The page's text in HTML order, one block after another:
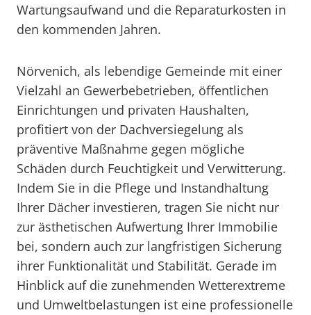
Wartungsaufwand und die Reparaturkosten in
den kommenden Jahren.
Nörvenich, als lebendige Gemeinde mit einer
Vielzahl an Gewerbebetrieben, öffentlichen
Einrichtungen und privaten Haushalten,
profitiert von der Dachversiegelung als
präventive Maßnahme gegen mögliche
Schäden durch Feuchtigkeit und Verwitterung.
Indem Sie in die Pflege und Instandhaltung
Ihrer Dächer investieren, tragen Sie nicht nur
zur ästhetischen Aufwertung Ihrer Immobilie
bei, sondern auch zur langfristigen Sicherung
ihrer Funktionalität und Stabilität. Gerade im
Hinblick auf die zunehmenden Wetterextreme
und Umweltbelastungen ist eine professionelle